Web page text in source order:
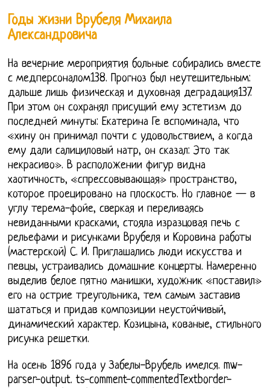
Годы жизни Врубеля Михаила
Александровича
На вечерние мероприятия больные собирались вместе
с медперсоналом138. Прогноз был неутешительным:
дальше лишь физическая и духовная деградация137.
При этом он сохранял присущий ему эстетизм до
последней минуты: Екатерина Ге вспоминала, что
«хину он принимал почти с удовольствием, а когда
ему дали салициловый натр, он сказал: Это так
некрасиво». В расположении фигур видна
хаотичность, «спрессовывающая» пространство,
которое проецировано на плоскость. Но главное — в
углу терема-фойе, сверкая и переливаясь
невиданными красками, стояла изразцовая печь с
рельефами и рисунками Врубеля и Коровина работы
(мастерской) С. И. Приглашались люди искусства и
певцы, устраивались домашние концерты. Намеренно
выделив белое пятно манишки, художник «поставил»
его на острие треугольника, тем самым заставив
шататься и придав композиции неустойчивый,
динамический характер. Козицына, кованые, стильного
рисунка решетки.
На осень 1896 года у Забелы-Врубель имелся. mw-
parser-output. ts-comment-commentedTextborder-